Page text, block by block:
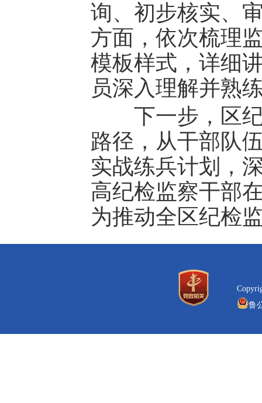
询、初步核实、
方面，依次梳理
模板样式，详细
员深入理解并熟
下一步，区纪
路径，从干部队
实战练兵计划，
高纪检监察干部
为推动全区纪检
鲁